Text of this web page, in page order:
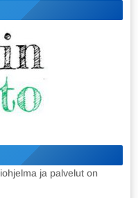
ja palvelut on